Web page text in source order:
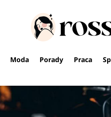
Moda Porady Praca